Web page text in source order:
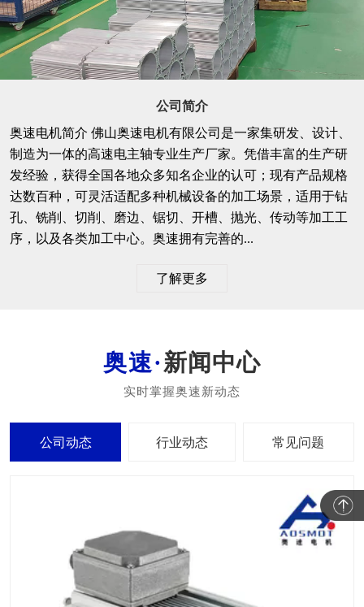
公司简介
奥速电机简介 佛山奥速电机有限公司是一家集研发、设计、
制造为一体的高速电主轴专业生产厂家。凭借丰富的生产研
发经验，获得全国各地众多知名企业的认可；现有产品规格
达数百种，可灵活适配多种机械设备的加工场景，适用于钻
孔、铣削、切削、磨边、锯切、开槽、抛光、传动等加工工
序，以及各类加工中心。奥速拥有完善的...
了解更多
新闻中心
公司动态 行业动态 常见问题